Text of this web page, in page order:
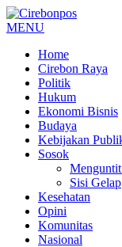
MENU
Home
Cirebon Raya
Politik
Hukum
Ekonomi Bisnis
Budaya
Kebijakan
Sosok
Sisi Gelap
Kesehatan
Opini
Komunitas
Nasional